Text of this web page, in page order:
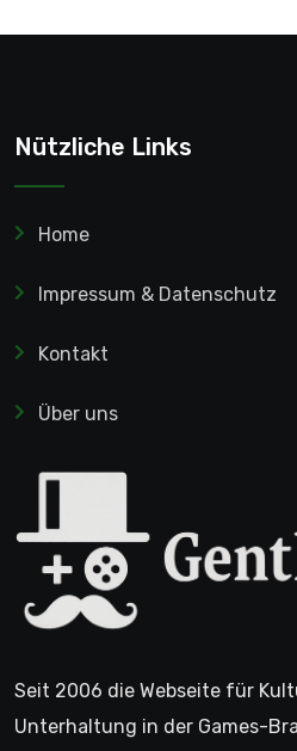
Nützliche Links
Home
Impressum & Datenschutz
Kontakt
Über uns
Seit 2006 die Webseite für
Unterhaltung in der Games-